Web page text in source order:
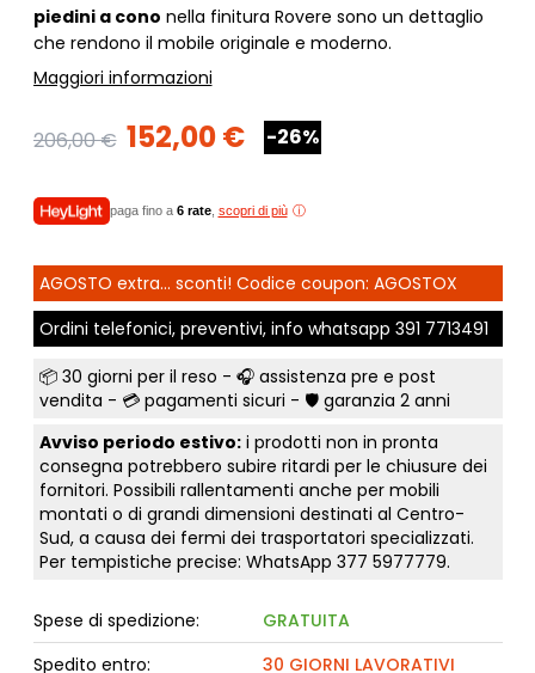
piedini a cono nella finitura Rovere sono un dettaglio
che rendono il mobile originale e moderno.
Maggiori informazioni
206,00 € 152,00 € -26%
paga fino a 6 rate, scopri di più
AGOSTO extra... sconti! Codice coupon: AGOSTOX
Ordini telefonici, preventivi, info whatsapp 391 7713491
📦 30 giorni per il reso - 🎧 assistenza pre e post
vendita - 💳 pagamenti sicuri - 🛡️ garanzia 2 anni
Avviso periodo estivo:i prodotti non in pronta
consegna potrebbero subire ritardi per le chiusure dei
fornitori. Possibili rallentamenti anche per mobili
montati o di grandi dimensioni destinati al Centro-
Sud, a causa dei fermi dei trasportatori specializzati.
Per tempistiche precise: WhatsApp 377 5977779.
Spese di spedizione:
GRATUITA
Spedito entro:
30 GIORNI LAVORATIVI